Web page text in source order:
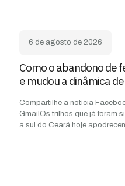
6 de agosto de 2026
Como o abandono de
e mudou a dinâmica
Compartilhe a notícia
GmailOs trilhos que já foram
a sul do Ceará hoje